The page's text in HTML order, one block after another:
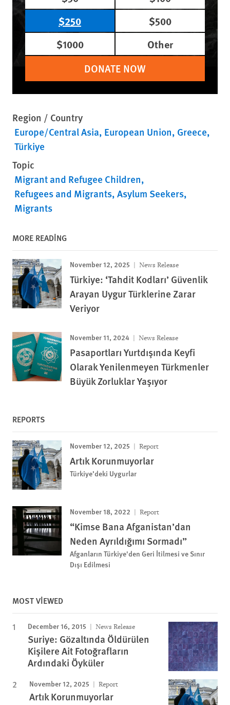
$250
$500
$1000
Other
DONATE NOW
Region / Country
Europe/Central Asia European Union Greece
Türkiye
Topic
Migrant and Refugee Children
Refugees and Migrants Asylum Seekers
Migrants
MORE READING
November 12, 2025 News Release
Türkiye: ‘Tahdit Kodları’ Güvenlik
Arayan Uygur Türklerine Zarar
Veriyor
November 11, 2024 News Release
Pasaportları Yurtdışında Keyfi
Olarak Yenilenmeyen Türkmenler
Büyük Zorluklar Yaşıyor
REPORTS
November 12, 2025 Report
Artık Korunmuyorlar
Türkiye’deki Uygurlar
November 18, 2022 Report
“Kimse Bana Afganistan’dan
Neden Ayrıldığımı Sormadı”
Afganların Türkiye'den Geri İtilmesi ve Sınır
Dışı Edilmesi
MOST VIEWED
December 16, 2015 News Release
Suriye: Gözaltında Öldürülen
Kişilere Ait Fotoğrafların
Ardındaki Öyküler
November 12, 2025 Report
Artık Korunmuyorlar